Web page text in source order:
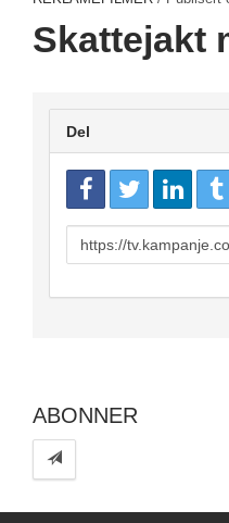
Skattejakt
Del
URL
to
ABONNER